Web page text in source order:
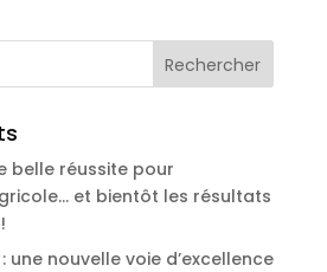
belle réussite pour
et bientôt les résultats
une nouvelle voie d’excellence